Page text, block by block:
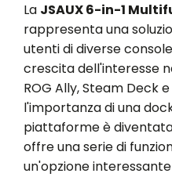
La JSAUX 6-in-1
rappresenta una
utenti di diverse
crescita dell'interesse
ROG Ally, Steam Deck
l'importanza di una
piattaforme è
offre una serie di
un'opzione